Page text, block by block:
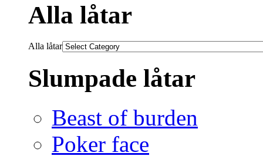
Alla låtar
Alla låtar
Slumpade låtar
Beast of burden
Poker face